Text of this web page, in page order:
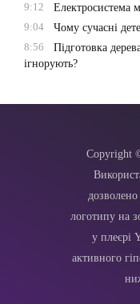
9:12
Електросистема
9:04
Чому сучасні
8:56
Підготовка
ігнорують?
Copyright
логотипу на
у плеєрі
активного